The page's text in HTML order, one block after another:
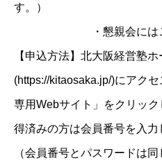
す。）
・懇親会にはご参
【申込方法】北大阪経営塾
(https://kitaosaka.jp/)にアク
専用Webサイト」をクリッ
得済みの方は会員番号を入力
（会員番号とパスワードは